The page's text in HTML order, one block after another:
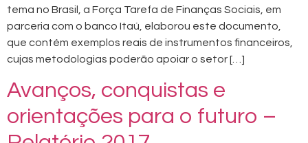
tema no Brasil, a Força Tarefa de Finanças Sociais, em
parceria com o banco Itaú, elaborou este documento,
que contém exemplos reais de instrumentos financeiros,
cujas metodologias poderão apoiar o setor […]
Avanços, conquistas e
orientações para o futuro –